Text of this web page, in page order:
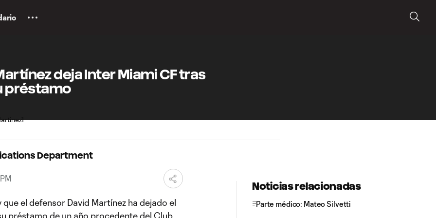
deja Inter Miami CF tras
préstamo
Department
que el defensor David Martínez ha dejado el
préstamo de un año procedente del Club
Noticias relacionadas
Parte médico: Mateo Silvetti